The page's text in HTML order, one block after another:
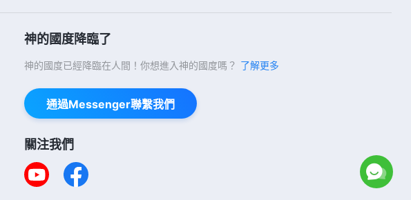
神的國度降臨了
神的國度已經降臨在人間！你想進入神的國度嗎？ 了解更多
通過Messenger聯繫我們
關注我們